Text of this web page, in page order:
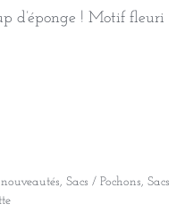
d’éponge ! Motif fleuri
nouveautés, Sacs / Pochons, Sacs